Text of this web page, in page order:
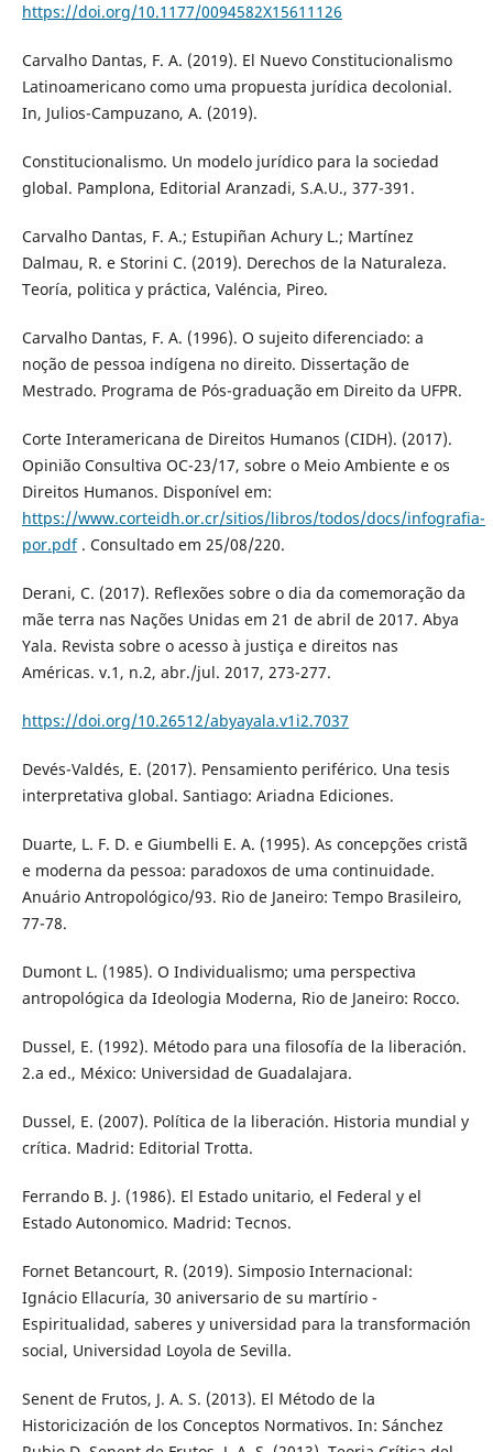
https://doi.org/10.1177/0094582X15611126
Carvalho Dantas, F. A. (2019). El Nuevo Constitucionalismo
Latinoamericano como uma propuesta jurídica decolonial.
In, Julios-Campuzano, A. (2019).
Constitucionalismo. Un modelo jurídico para la sociedad
global. Pamplona, Editorial Aranzadi, S.A.U., 377-391.
Carvalho Dantas, F. A.; Estupiñan Achury L.; Martínez
Dalmau, R. e Storini C. (2019). Derechos de la Naturaleza.
Teoría, politica y práctica, Valéncia, Pireo.
Carvalho Dantas, F. A. (1996). O sujeito diferenciado: a
noção de pessoa indígena no direito. Dissertação de
Mestrado. Programa de Pós-graduação em Direito da UFPR.
Corte Interamericana de Direitos Humanos (CIDH). (2017).
Opinião Consultiva OC-23/17, sobre o Meio Ambiente e os
Direitos Humanos. Disponível em:
https://www.corteidh.or.cr/sitios/libros/todos/docs/infografia-
por.pdf. Consultado em 25/08/220.
Derani, C. (2017). Reflexões sobre o dia da comemoração da
mãe terra nas Nações Unidas em 21 de abril de 2017. Abya
Yala. Revista sobre o acesso à justiça e direitos nas
Américas. v.1, n.2, abr./jul. 2017, 273-277.
https://doi.org/10.26512/abyayala.v1i2.7037
Devés-Valdés, E. (2017). Pensamiento periférico. Una tesis
interpretativa global. Santiago: Ariadna Ediciones.
Duarte, L. F. D. e Giumbelli E. A. (1995). As concepções cristã
e moderna da pessoa: paradoxos de uma continuidade.
Anuário Antropológico/93. Rio de Janeiro: Tempo Brasileiro,
77-78.
Dumont L. (1985). O Individualismo; uma perspectiva
antropológica da Ideologia Moderna, Rio de Janeiro: Rocco.
Dussel, E. (1992). Método para una filosofía de la liberación.
2.a ed., México: Universidad de Guadalajara.
Dussel, E. (2007). Política de la liberación. Historia mundial y
crítica. Madrid: Editorial Trotta.
Ferrando B. J. (1986). El Estado unitario, el Federal y el
Estado Autonomico. Madrid: Tecnos.
Fornet Betancourt, R. (2019). Simposio Internacional:
Ignácio Ellacuría, 30 aniversario de su martírio -
Espiritualidad, saberes y universidad para la transformación
social, Universidad Loyola de Sevilla.
Senent de Frutos, J. A. S. (2013). El Método de la
Historicización de los Conceptos Normativos. In: Sánchez